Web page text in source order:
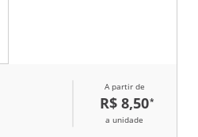
A partir de
R$ 8,50*
a unidade